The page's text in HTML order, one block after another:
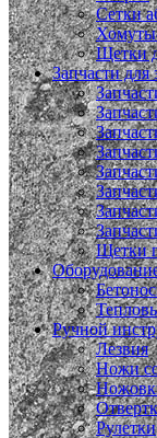
Сетки
Щетки
Запчасти для
Щетки
Ручной
Лезвия
Ножи
Рулетки